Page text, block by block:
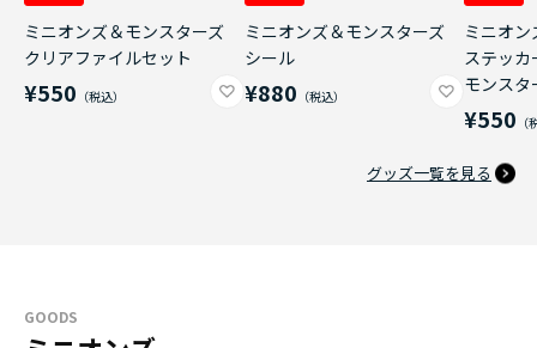
ミニオンズ＆モンスターズ
クリアファイルセット
¥550
ミニオンズ＆モンスターズ
シール
¥880
ミニオ
ステッ
モンスタ
¥550
グッズ一覧を見る
GOODS